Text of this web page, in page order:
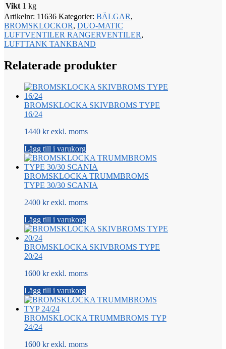
Vikt 1 kg
Artikelnr: 11636 Kategorier: BÄLGAR,
BROMSKLOCKOR, DUO-MATIC
LUFTVENTILER RANGERVENTILER,
LUFTTANK TANKBAND
Relaterade produkter
BROMSKLOCKA SKIVBROMS TYPE
16/24
1440 kr exkl. moms
Lägg till i varukorg
BROMSKLOCKA TRUMMBROMS
TYPE 30/30 SCANIA
2400 kr exkl. moms
Lägg till i varukorg
BROMSKLOCKA SKIVBROMS TYPE
20/24
1600 kr exkl. moms
Lägg till i varukorg
BROMSKLOCKA TRUMMBROMS TYP
24/24
1600 kr exkl. moms